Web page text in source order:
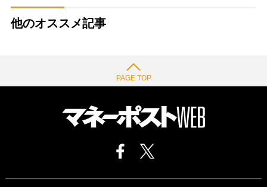
他のオススメ記事
PAGE TOP